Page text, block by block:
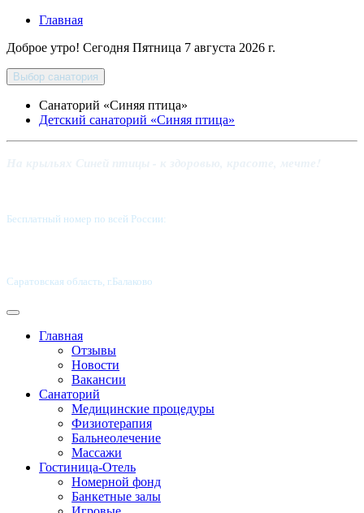
Главная
Доброе утро! Сегодня Пятница 7 августа 2026 г.
Выбор санатория
Санаторий «Синяя птица»
Детский санаторий «Синяя птица»
Бесплатный номер по всей России:
Саратовская область, г.Балаково
Главная
Отзывы
Новости
Вакансии
Санаторий
Медицинские процедуры
Физиотерапия
Бальнеолечение
Массажи
Гостиница-Отель
Номерной фонд
Банкетные залы